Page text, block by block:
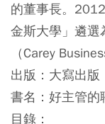
的董事長。
金斯大學」遴選
（Carey
出版：大寫出版
書名：好主管的
目錄：